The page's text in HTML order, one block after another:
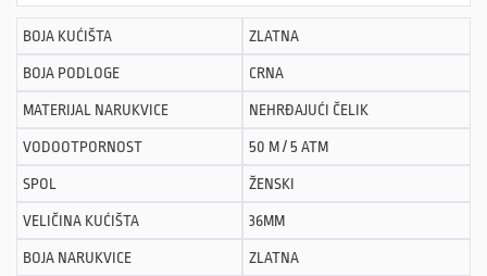
BOJA KUĆIŠTA ZLATNA
BOJA PODLOGE CRNA
MATERIJAL NARUKVICE NEHRĐAJUĆI ČELIK
VODOOTPORNOST 50 M / 5 ATM
SPOL ŽENSKI
VELIČINA KUĆIŠTA 36MM
BOJA NARUKVICE ZLATNA